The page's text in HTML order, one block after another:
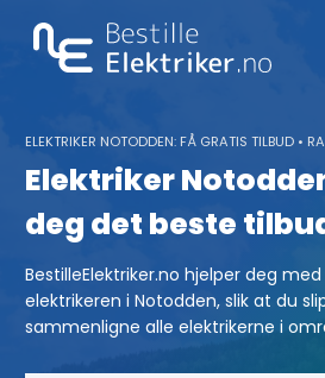
content
ELEKTRIKER NOTODDEN: FÅ GRATIS TILBUD •
Elektriker
deg det beste
BestilleElektriker.no hjelper deg
elektrikeren i Notodden, slik at du
sammenligne alle elektrikerne i